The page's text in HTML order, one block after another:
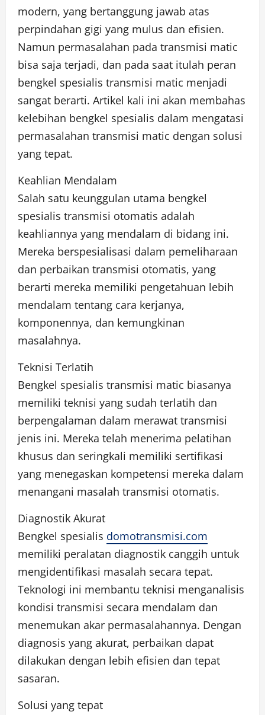
modern, yang bertanggung jawab atas
perpindahan gigi yang mulus dan efisien.
Namun permasalahan pada transmisi matic
bisa saja terjadi, dan pada saat itulah peran
bengkel spesialis transmisi matic menjadi
sangat berarti. Artikel kali ini akan membahas
kelebihan bengkel spesialis dalam mengatasi
permasalahan transmisi matic dengan solusi
yang tepat.
Keahlian Mendalam
Salah satu keunggulan utama bengkel
spesialis transmisi otomatis adalah
keahliannya yang mendalam di bidang ini.
Mereka berspesialisasi dalam pemeliharaan
dan perbaikan transmisi otomatis, yang
berarti mereka memiliki pengetahuan lebih
mendalam tentang cara kerjanya,
komponennya, dan kemungkinan
masalahnya.
Teknisi Terlatih
Bengkel spesialis transmisi matic biasanya
memiliki teknisi yang sudah terlatih dan
berpengalaman dalam merawat transmisi
jenis ini. Mereka telah menerima pelatihan
khusus dan seringkali memiliki sertifikasi
yang menegaskan kompetensi mereka dalam
menangani masalah transmisi otomatis.
Diagnostik Akurat
Bengkel spesialis domotransmisi.com
memiliki peralatan diagnostik canggih untuk
mengidentifikasi masalah secara tepat.
Teknologi ini membantu teknisi menganalisis
kondisi transmisi secara mendalam dan
menemukan akar permasalahannya. Dengan
diagnosis yang akurat, perbaikan dapat
dilakukan dengan lebih efisien dan tepat
sasaran.
Solusi yang tepat